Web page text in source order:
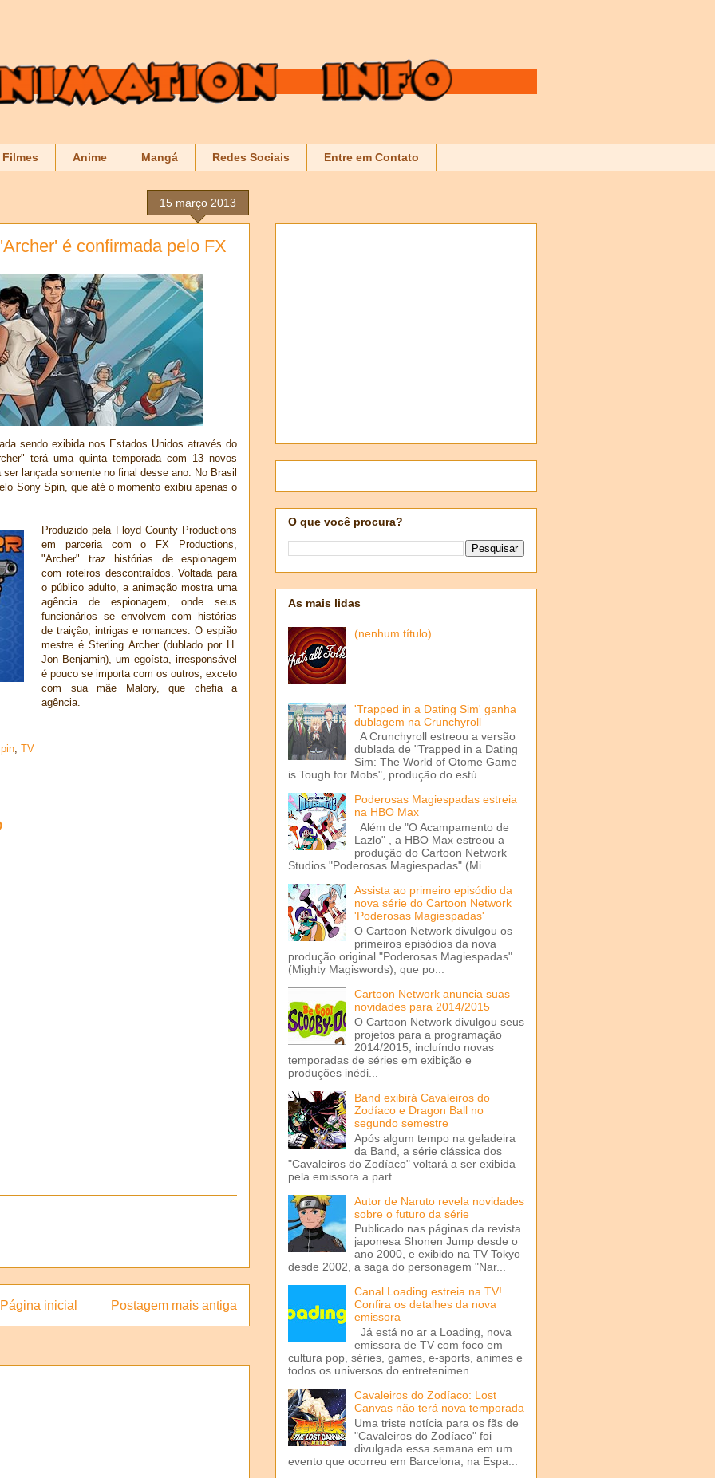
Filmes Anime Mangá Redes Sociais Entre em Contato
15 março 2013
é confirmada pelo FX
sendo exibida nos Estados Unidos através do
terá uma quinta temporada com 13 novos
lançada somente no final desse ano. No Brasil
Sony Spin, que até o momento exibiu apenas o
Produzido pela Floyd County Productions
em parceria com o FX Productions,
"Archer" traz histórias de espionagem
com roteiros descontraídos. Voltada para
o público adulto, a animação mostra uma
agência de espionagem, onde seus
funcionários se envolvem com histórias
de traição, intrigas e romances. O espião
mestre é Sterling Archer (dublado por H.
Jon Benjamin), um egoísta, irresponsável
é pouco se importa com os outros, exceto
com sua mãe Malory, que chefia a
agência.
, TV
Postagem mais antiga
Página inicial
O que você procura?
As mais lidas
(nenhum título)
'Trapped in a Dating Sim' ganha
dublagem na Crunchyroll
A Crunchyroll estreou a versão
dublada de "Trapped in a Dating
Sim: The World of Otome Game
is Tough for Mobs", produção do estú...
Poderosas Magiespadas estreia
na HBO Max
Além de "O Acampamento de
Lazlo" , a HBO Max estreou a
produção do Cartoon Network
Studios "Poderosas Magiespadas" (Mi...
Assista ao primeiro episódio da
nova série do Cartoon Network
'Poderosas Magiespadas'
O Cartoon Network divulgou os
primeiros episódios da nova
produção original "Poderosas Magiespadas"
(Mighty Magiswords), que po...
Cartoon Network anuncia suas
novidades para 2014/2015
O Cartoon Network divulgou seus
projetos para a programação
2014/2015, incluíndo novas
temporadas de séries em exibição e
produções inédi...
Band exibirá Cavaleiros do
Zodíaco e Dragon Ball no
segundo semestre
Após algum tempo na geladeira
da Band, a série clássica dos
"Cavaleiros do Zodíaco" voltará a ser exibida
pela emissora a part...
Autor de Naruto revela novidades
sobre o futuro da série
Publicado nas páginas da revista
japonesa Shonen Jump desde o
ano 2000, e exibido na TV Tokyo
desde 2002, a saga do personagem "Nar...
Canal Loading estreia na TV!
Confira os detalhes da nova
emissora
Já está no ar a Loading, nova
emissora de TV com foco em
cultura pop, séries, games, e-sports, animes e
todos os universos do entretenimen...
Cavaleiros do Zodíaco: Lost
Canvas não terá nova temporada
Uma triste notícia para os fãs de
"Cavaleiros do Zodíaco" foi
divulgada essa semana em um
evento que ocorreu em Barcelona, na Espa...